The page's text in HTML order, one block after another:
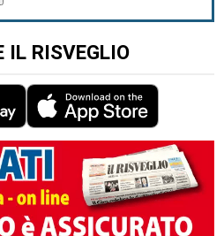
IL RISVEGLIO